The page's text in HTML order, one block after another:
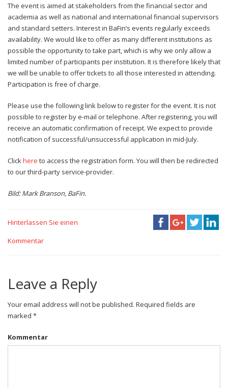
The event is aimed at stakeholders from the financial sector and
academia as well as national and international financial supervisors
and standard setters. Interest in BaFin’s events regularly exceeds
availability. We would like to offer as many different institutions as
possible the opportunity to take part, which is why we only allow a
limited number of participants per institution. It is therefore likely that
we will be unable to offer tickets to all those interested in attending.
Participation is free of charge.
Please use the following link below to register for the event. It is not
possible to register by e-mail or telephone. After registering, you will
receive an automatic confirmation of receipt. We expect to provide
notification of successful/unsuccessful application in mid-July.
Clickhere to access the registration form. You will then be redirected
to our third-party service-provider.
Bild: Mark Branson, BaFin.
Hinterlassen Sie einen
Kommentar
Leave a Reply
Your email address will not be published. Required fields are
marked *
Kommentar